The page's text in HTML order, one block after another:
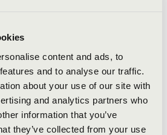
content and ads, to
and to analyse our traffic.
about your use of our site with
and analytics partners who
information that you’ve
they’ve collected from your use
Fesztiválzenekar és a Royal
Kamarazenekar szólistája.
során olyan karmesterekkel
együtt mint Fabio Luisi, Péter
Christoph Eschenbach, Zoltán
Matthias Pintscher,